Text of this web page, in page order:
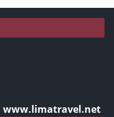
www.limatravel.net